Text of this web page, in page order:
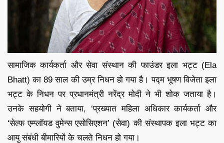
सामाजिक कार्यकर्ता और सेवा संस्थान की फाउंडर इला भट्ट (Ela
Bhatt) का 89 साल की उम्र निधन हो गया है। पद्म भूषण विजेता इला
भट्ट के निधन पर प्रधानमंत्री नरेंद्र मोदी ने भी शोक जताया है।
उनके सहयोगी ने बताया, ‘प्रख्यात महिला अधिकार कार्यकर्ता और
‘सेल्फ एम्प्लॉयड वुमेन्स एसोसिएशन’ (सेवा) की संस्थापक इला भट्ट का
आयु संबंधी बीमारियों के चलते निधन हो गया।